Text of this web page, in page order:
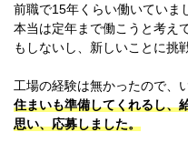
青森県
岩手県
秋田県
山形県
福島県
北海道エリア
前職で15年くらい働いていま
本当は定年まで働こうと考え
もしないし、新しいことに挑
工場の経験は無かったので、
住まいも準備してくれるし、
思い、応募しました。